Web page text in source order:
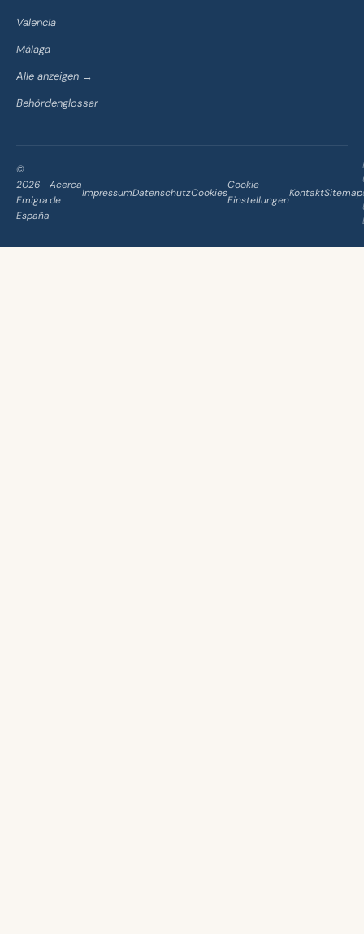
Valencia
Málaga
Alle anzeigen →
Behördenglossar
©
2026
Emigra
España
Acerca
de
ImpressumDatenschutzCookies
Cookie-
Einstellungen
KontaktSitemap